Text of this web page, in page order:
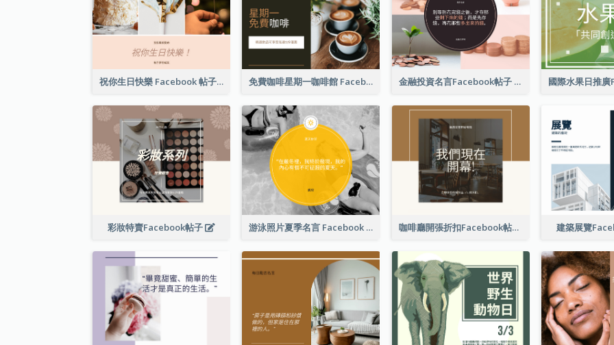
祝你生日快樂 Facebook 帖子 免費咖啡星期一咖啡館 Facebook 帖子 金融投資名言Facebook帖子
彩妝特賣Facebook帖子 游泳照片夏季名言 Facebook 帖子 咖啡廳開張折扣Facebook帖子 建築展覽